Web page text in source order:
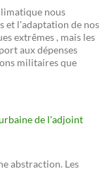
nous
et l'adaptation de nos
extrêmes , mais les
aux dépenses
militaires que
de l'adjoint
abstraction. Les